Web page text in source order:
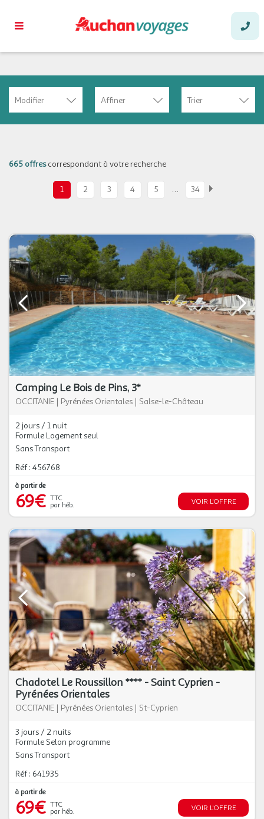
Modifier Affiner Trier
665 offrescorrespondant à votre recherche
1 2 3 4 5 … 34
Camping Le Bois de Pins, 3*
OCCITANIE | Pyrénées Orientales | Salse-le-Château
2 jours / 1 nuit
Formule Logement seul
Sans Transport
Réf : 456768
à partir de
69€ TTC
par héb.
VOIR L'OFFRE
Chadotel Le Roussillon **** - Saint Cyprien -
Pyrénées Orientales
OCCITANIE | Pyrénées Orientales | St-Cyprien
3 jours / 2 nuits
Formule Selon programme
Sans Transport
Réf : 641935
à partir de
69€ TTC
par héb.
VOIR L'OFFRE